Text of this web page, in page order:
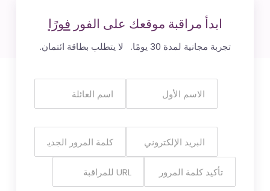
ابدأ مراقبة موقعك على الفورفورًا
تجربة مجانية لمدة 30 يومًا. لا يتطلب بطاقة ائتمان.